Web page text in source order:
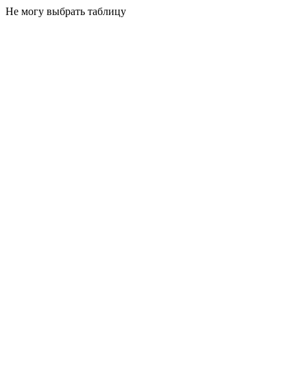
Не могу выбрать таблицу